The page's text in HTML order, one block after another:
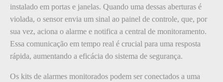
instalado em portas e janelas. Quando uma dessas aberturas é
violada, o sensor envia um sinal ao painel de controle, que, por
sua vez, aciona o alarme e notifica a central de monitoramento.
Essa comunicação em tempo real é crucial para uma resposta
rápida, aumentando a eficácia do sistema de segurança.
Os kits de alarmes monitorados podem ser conectados a uma